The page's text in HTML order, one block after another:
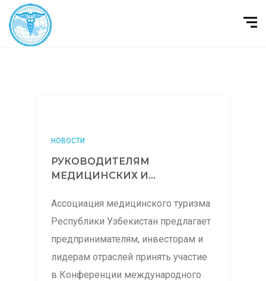
НОВОСТИ
РУКОВОДИТЕЛЯМ
МЕДИЦИНСКИХ И...
Ассоциация медицинского туризма
Республики Узбекистан предлагает
предпринимателям, инвесторам и
лидерам отраслей принять участие
в Конференции международного